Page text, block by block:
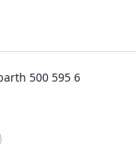
500 595 6